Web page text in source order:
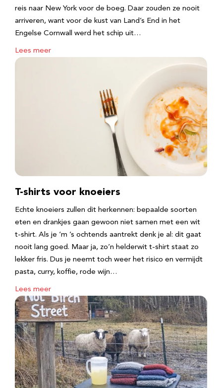
reis naar New York voor de boeg. Daar zouden ze nooit
arriveren, want voor de kust van Land’s End in het
Engelse Cornwall werd het schip uit…
Lees meer
T-shirts voor knoeiers
Echte knoeiers zullen dit herkennen: bepaalde soorten
eten en drankjes gaan gewoon niet samen met een wit
t-shirt. Als je ‘m ’s ochtends aantrekt denk je al: dit gaat
nooit lang goed. Maar ja, zo’n helderwit t-shirt staat zo
lekker fris. Dus je neemt toch weer het risico en vermijdt
pasta, curry, koffie, rode wijn…
Lees meer